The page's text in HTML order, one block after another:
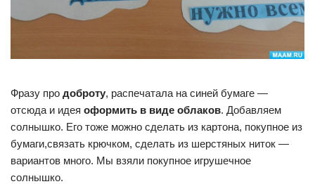
Фразу про доброту, распечатала на синей бумаге —
отсюда и идея оформить в виде облаков. Добавляем
солнышко. Его тоже можно сделать из картона, покупное из
бумаги,связать крючком, сделать из шерстяных ниток —
вариантов много. Мы взяли покупное игрушечное
солнышко.